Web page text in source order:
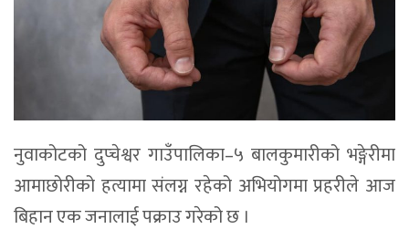
नुवाकोटको दुप्चेश्वर गाउँपालिका–५ बालकुमारीको भङ्गेरीमा
आमाछोरीको हत्यामा संलग्न रहेको अभियोगमा प्रहरीले आज
बिहान एक जनालाई पक्राउ गरेको छ ।